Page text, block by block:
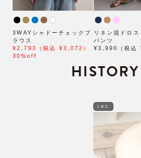
3WAYシャドーチェックブ
ラウス
¥2,793（税込 ¥3,072）
30%off
リネン混ドロス
パンツ
¥3,990（税込
HISTORY
LBC